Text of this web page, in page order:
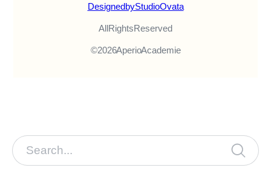
Designed by Studio Ovata
All Rights Reserved
© 2026 Aperio Academie